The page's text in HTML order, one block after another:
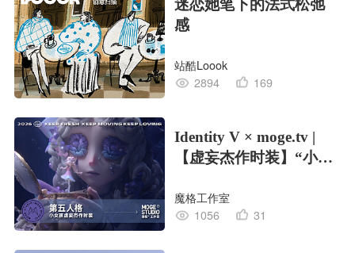
迷恋她笔下的法式松弛
感
站酷Loook
2894
169
Identity V × moge.tv |
【虚妄杰作时装】“小女
魔格工作室
1056
31